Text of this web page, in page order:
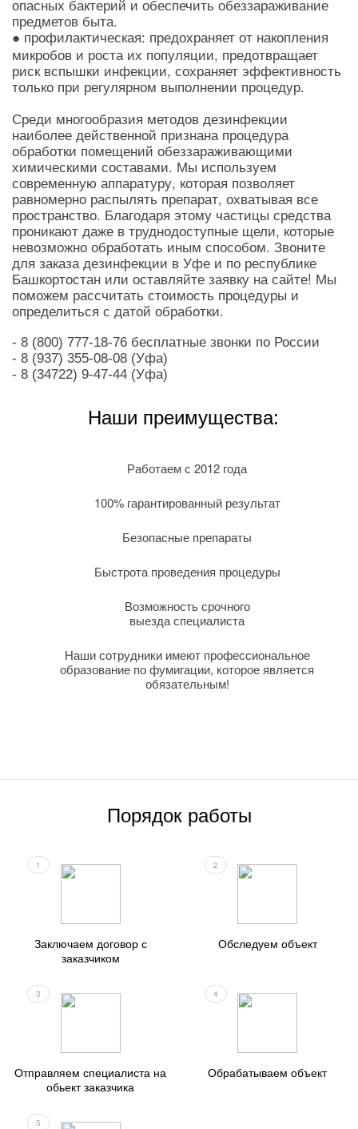
опасных бактерий и обеспечить обеззараживание
предметов быта.
● профилактическая: предохраняет от накопления
микробов и роста их популяции, предотвращает
риск вспышки инфекции, сохраняет эффективность
только при регулярном выполнении процедур.
Среди многообразия методов дезинфекции
наиболее действенной признана процедура
обработки помещений обеззараживающими
химическими составами. Мы используем
современную аппаратуру, которая позволяет
равномерно распылять препарат, охватывая все
пространство. Благодаря этому частицы средства
проникают даже в труднодоступные щели, которые
невозможно обработать иным способом. Звоните
для заказа дезинфекции в Уфе и по республике
Башкортостан или оставляйте заявку на сайте! Мы
поможем рассчитать стоимость процедуры и
определиться с датой обработки.
- 8 (800) 777-18-76 бесплатные звонки по России
- 8 (937) 355-08-08 (Уфа)
- 8 (34722) 9-47-44 (Уфа)
Наши преимущества:
Работаем с 2012 года
100% гарантированный результат
Безопасные препараты
Быстрота проведения процедуры
Возможность срочного
выезда специалиста
Наши сотрудники имеют профессиональное
образование по фумигации, которое является
обязательным!
Порядок работы
1
Заключаем договор с
заказчиком
2
Обследуем объект
3
Отправляем специалиста на
обьект заказчика
4
Обрабатываем объект
5